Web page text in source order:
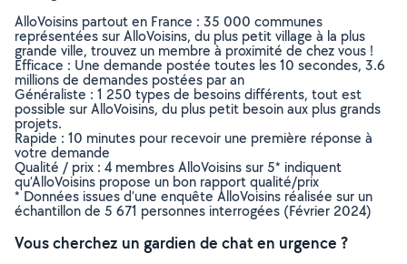
AlloVoisins partout en France : 35 000 communes
représentées sur AlloVoisins, du plus petit village à la plus
grande ville, trouvez un membre à proximité de chez vous !
Efficace : Une demande postée toutes les 10 secondes, 3.6
millions de demandes postées par an
Généraliste : 1 250 types de besoins différents, tout est
possible sur AlloVoisins, du plus petit besoin aux plus grands
projets.
Rapide : 10 minutes pour recevoir une première réponse à
votre demande
Qualité / prix : 4 membres AlloVoisins sur 5* indiquent
qu’AlloVoisins propose un bon rapport qualité/prix
* Données issues d’une enquête AlloVoisins réalisée sur un
échantillon de 5 671 personnes interrogées (Février 2024)
Vous cherchez un gardien de chat en urgence ?